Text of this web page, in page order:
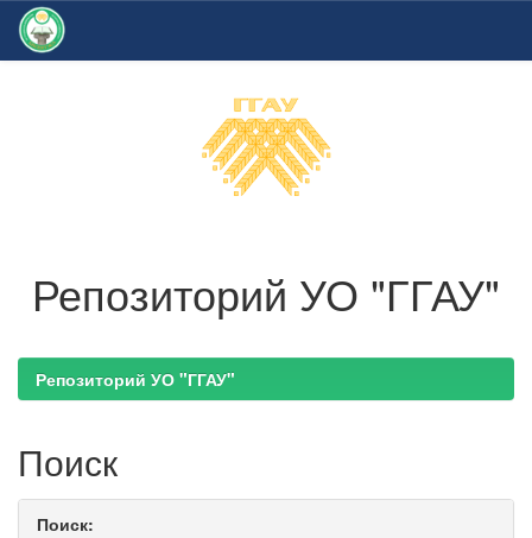
Репозиторий УО "ГГАУ"
Репозиторий УО "ГГАУ"
Поиск
Поиск: